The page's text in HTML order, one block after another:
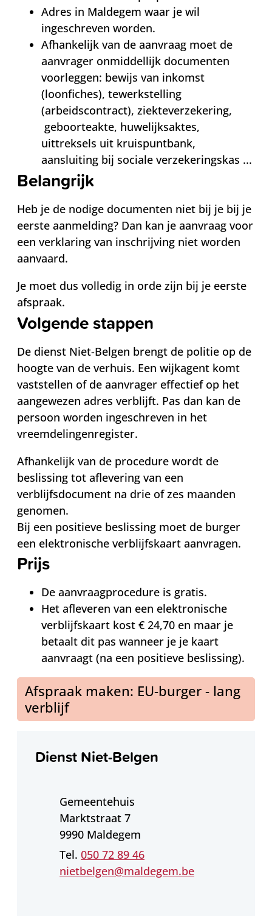
Adres in Maldegem waar je wil
ingeschreven worden.
Afhankelijk van de aanvraag moet de
aanvrager onmiddellijk documenten
voorleggen: bewijs van inkomst
(loonfiches), tewerkstelling
(arbeidscontract), ziekteverzekering,
geboorteakte, huwelijksaktes,
uittreksels uit kruispuntbank,
aansluiting bij sociale verzekeringskas ...
Belangrijk
Heb je de nodige documenten niet bij je bij je
eerste aanmelding? Dan kan je aanvraag voor
een verklaring van inschrijving niet worden
aanvaard.
Je moet dus volledig in orde zijn bij je eerste
afspraak.
Volgende stappen
De dienst Niet-Belgen brengt de politie op de
hoogte van de verhuis. Een wijkagent komt
vaststellen of de aanvrager effectief op het
aangewezen adres verblijft. Pas dan kan de
persoon worden ingeschreven in het
vreemdelingenregister.
Afhankelijk van de procedure wordt de
beslissing tot aflevering van een
verblijfsdocument na drie of zes maanden
genomen.
Bij een positieve beslissing moet de burger
een elektronische verblijfskaart aanvragen.
Prijs
De aanvraagprocedure is gratis.
Het afleveren van een elektronische
verblijfskaart kost € 24,70 en maar je
betaalt dit pas wanneer je je kaart
aanvraagt (na een positieve beslissing).
Afspraak maken: EU-burger - lang
verblijf
Dienst Niet-Belgen
AdresGemeentehuis
Marktstraat 7
,9990 Maldegem
050 72 89 46
E-mailnietbelgen@maldegem.be